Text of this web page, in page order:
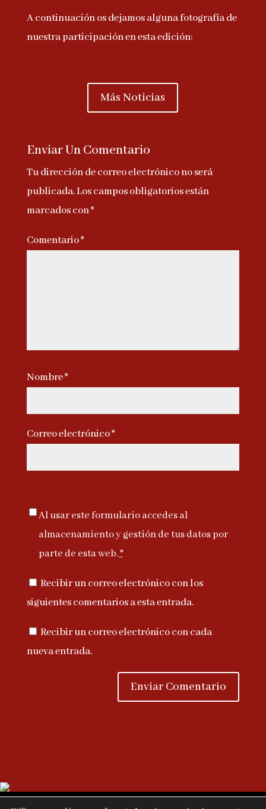
A continuación os dejamos alguna fotografía de
nuestra participación en esta edición:
Más Noticias
Enviar Un Comentario
Tu dirección de correo electrónico no será
publicada.Los campos obligatorios están
marcados con*
Comentario*
Nombre*
Correo electrónico*
Al usar este formulario accedes al
almacenamiento y gestión de tus datos por
parte de esta web.*
Recibir un correo electrónico con los
siguientes comentarios a esta entrada.
Recibir un correo electrónico con cada
nueva entrada.
© Lucus Equites - Recreación histórica romana